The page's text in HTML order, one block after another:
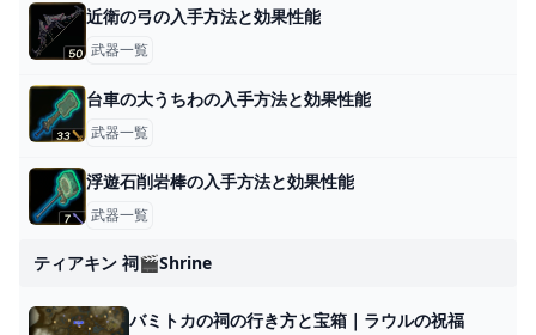
近衛の弓の入手方法と効果性能
武器一覧
台車の大うちわの入手方法と効果性能
武器一覧
浮遊石削岩棒の入手方法と効果性能
武器一覧
ティアキン 祠🎬shrine
バミトカの祠の行き方と宝箱｜ラウルの祝福